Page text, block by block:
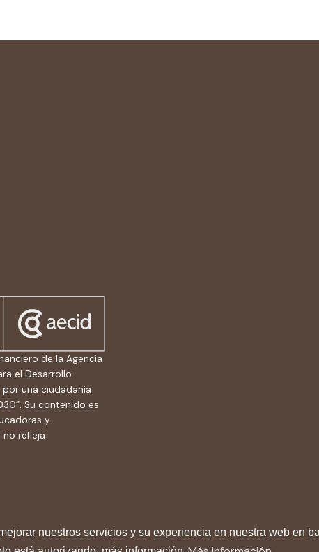
nuestros servicios y su experiencia en nuestra web en
de la Agencia
el Desarrollo
por una ciudadanía
Su contenido es
y
refleja
-Política de cookies © 2024 Red de